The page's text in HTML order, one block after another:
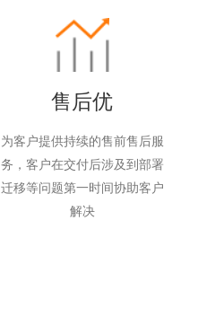
售后优
为客户提供持续的售前售后服
务，客户在交付后涉及到部署
迁移等问题第一时间协助客户
解决